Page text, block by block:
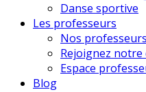
Danse sportive
Les professeurs
Nos professeurs
Rejoignez
Espace
Blog